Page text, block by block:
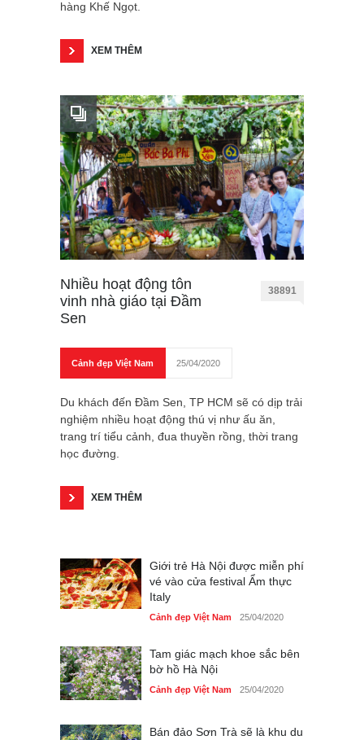
hàng Khế Ngọt.
XEM THÊM
Nhiều hoạt động tôn
vinh nhà giáo tại Đầm
Sen
38891
Cảnh đẹp Việt Nam 25/04/2020
Du khách đến Đầm Sen, TP HCM sẽ có dịp trải
nghiệm nhiều hoạt động thú vị như ấu ăn,
trang trí tiểu cảnh, đua thuyền rồng, thời trang
học đường.
XEM THÊM
Giới trẻ Hà Nội được miễn phí
vé vào cửa festival Ẩm thực
Italy
Cảnh đẹp Việt Nam 25/04/2020
Tam giác mạch khoe sắc bên
bờ hồ Hà Nội
Cảnh đẹp Việt Nam 25/04/2020
Bán đảo Sơn Trà sẽ là khu du